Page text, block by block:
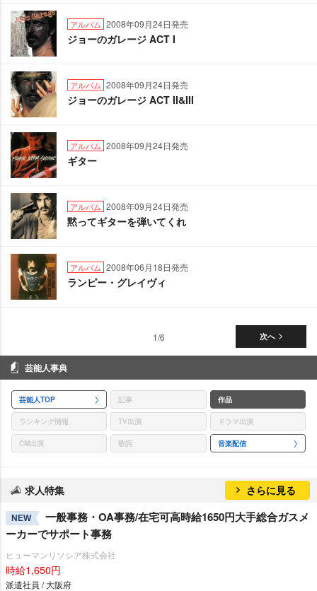
アルバム 2008年09月24日発売
ジョーのガレージ ACT I
アルバム 2008年09月24日発売
ジョーのガレージ ACT II&III
アルバム 2008年09月24日発売
ギター
アルバム 2008年09月24日発売
黙ってギターを弾いてくれ
アルバム 2008年06月18日発売
ランピー・グレイヴィ
次へ
1/6
芸能人事典
芸能人TOP 記事 作品
ランキング情報 TV出演 ドラマ出演
CM出演 歌詞 音楽配信
求人特集 さらに見る
NEW
一般事務・OA事務/在宅可高時給1650円大手総合ガスメ
ーカーでサポート事務
ヒューマンリソシア株式会社
時給1,650円
派遣社員 / 大阪府